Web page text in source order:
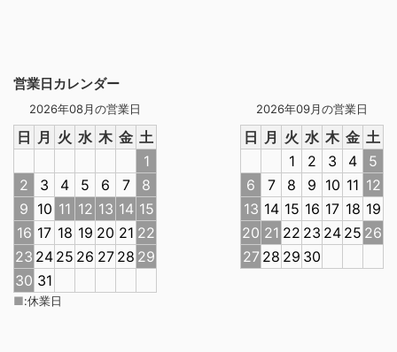
営業日カレンダー
2026年08月の営業日
日 月 火 水 木 金 土
1
2
3 4 5 6 7
8
9 10 11 12 13 14 15
16 17 18 19 20 21 22
23 24 25 26 27 28 29
30 31
2026年09月の営業日
日 月 火 水 木 金 土
1
2 3 4
5
6
7 8 9 10 11 12
13 14 15 16 17 18 19
20 21 22 23 24 25 26
27 28 29 30
■:休業日